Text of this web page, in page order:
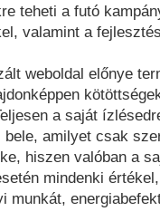
teheti a futó
valamint a
weboldal előnye
a saját
amilyet csak
hiszen valóban a
mindenki
munkát,